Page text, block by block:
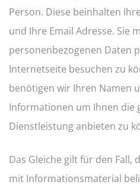
Person. Diese beinhalten
und Ihre Email Adresse. Sie
personenbezogenen Daten
Internetseite besuchen zu
benötigen wir Ihren Namen
Informationen um Ihnen die
Dienstleistung anbieten zu
Das Gleiche gilt für den Fall,
mit Informationsmaterial